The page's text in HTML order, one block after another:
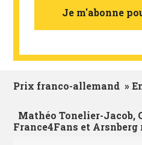
Je m'abonne
Prix franco-allemand »
Mathéo Tonelier-Jacob,
France4Fans et Arsnberg